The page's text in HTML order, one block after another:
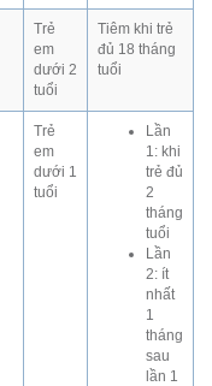
Trẻ
em
dưới 2
tuổi
Tiêm khi trẻ
đủ 18 tháng
tuổi
Trẻ
em
dưới 1
tuổi
Lần
1: khi
trẻ đủ
2
tháng
tuổi
Lần
2: ít
nhất
1
tháng
sau
lần 1